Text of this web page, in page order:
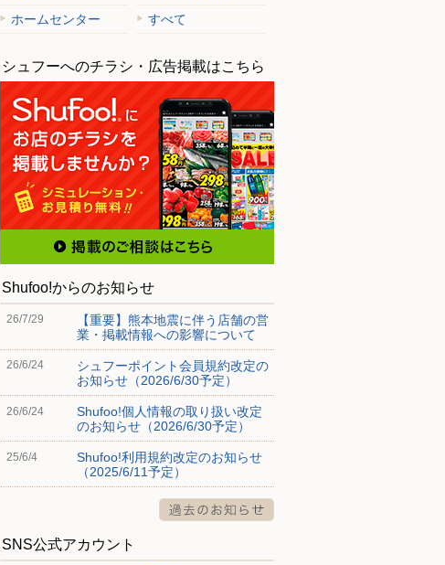
ホームセンター
すべて
シュフーへのチラシ・広告掲載はこちら
Shufoo!からのお知らせ
26/7/29
【重要】熊本地震に伴う店舗の営
業・掲載情報への影響について
26/6/24
シュフーポイント会員規約改定の
お知らせ（2026/6/30予定）
26/6/24
Shufoo!個人情報の取り扱い改定
のお知らせ（2026/6/30予定）
25/6/4
Shufoo!利用規約改定のお知らせ
（2025/6/11予定）
SNS公式アカウント